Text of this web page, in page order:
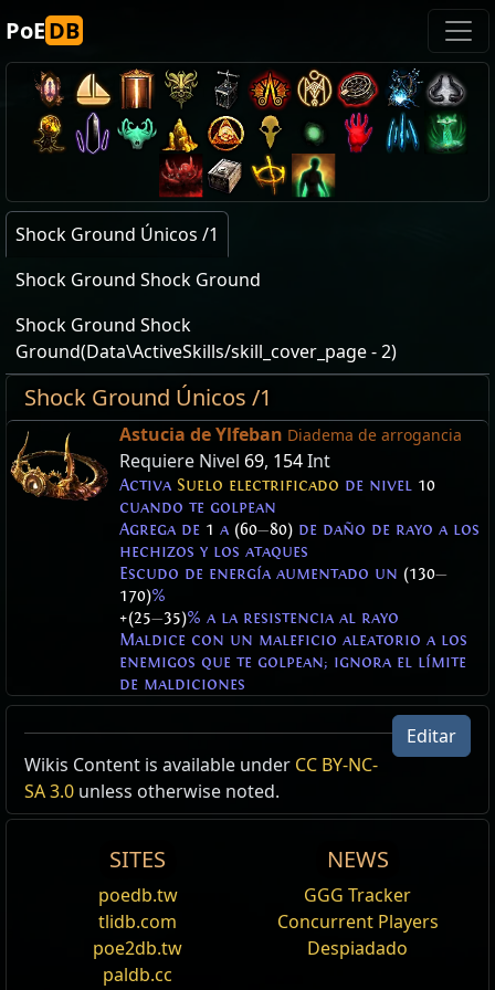
PoEDB
Shock Ground Únicos /1
Shock Ground Shock Ground
Shock Ground Shock
Ground(Data\ActiveSkills/skill_cover_page - 2)
Shock Ground Únicos /1
Astucia de Ylfeban Diadema de arrogancia
Requiere Nivel 69, 154Int
Activa Suelo electrificado de nivel 10
cuando te golpean
Agrega de 1 a (60—80) de daño de rayo a los
hechizos y los ataques
Escudo de energía aumentado un (130—
170)%
+(25—35)% a la resistencia al rayo
Maldice con un maleficio aleatorio a los
enemigos que te golpean; ignora el límite
de maldiciones
Nivel:10
Tiempo de recarga:
La duración base es de
5segundos
Este hechizo se activa cuando te golpean
spell uncastable if triggerable [1]
Shock Ground
Nivel:10
Tiempo de recarga:
La duración base es de
segundos
Este hechizo se activa cuando golpeas
spell uncastable if triggerable [1]
Shock Ground
Editar
Wikis Content is available under CC BY-NC-
SA 3.0 unless otherwise noted.
SITES
poedb.tw
tlidb.com
poe2db.tw
paldb.cc
NEWS
GGG Tracker
Concurrent Players
Despiadado